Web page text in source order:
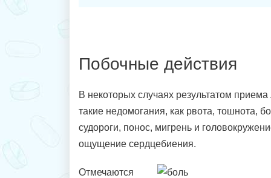
Побочные действия
В некоторых случаях результатом приема
такие недомогания, как рвота, тошнота,
судороги, понос, мигрень и
ощущение сердцебиения.
Отмечаются